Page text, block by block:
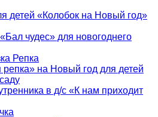
детей «Колобок на Новый год»
чудес» для новогоднего
на Новый год для детей
в д/с «К нам приходит